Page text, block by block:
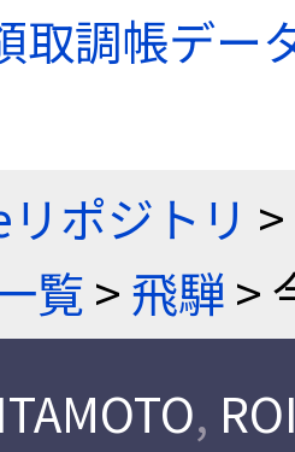
取調帳デー
ポジトリ >
覧>飛騨>
,